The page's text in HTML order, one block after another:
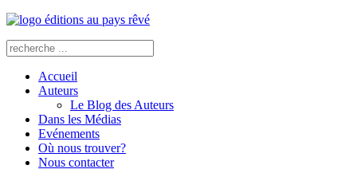
Accueil
Auteurs
Le Blog des Auteurs
Dans les Médias
Evénements
Où nous trouver?
Nous contacter